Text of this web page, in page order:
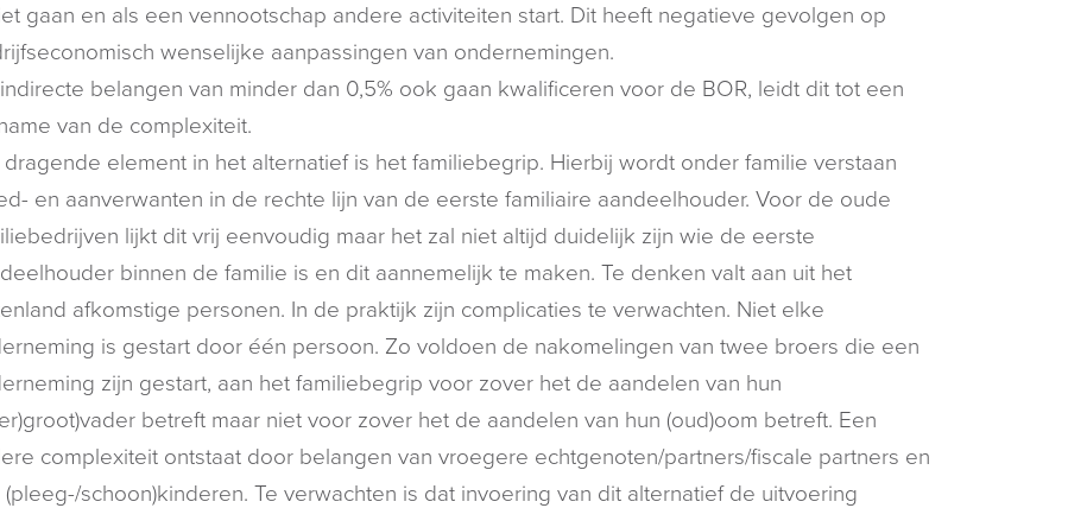
gaan en als een vennootschap andere activiteiten start. Dit heeft negatieve gevolgen op
wenselijke aanpassingen van ondernemingen.
belangen van minder dan 0,5% ook gaan kwalificeren voor de BOR, leidt dit tot een
van de complexiteit.
dragende element in het alternatief is het familiebegrip. Hierbij wordt onder familie verstaan
en aanverwanten in de rechte lijn van de eerste familiaire aandeelhouder. Voor de oude
lijkt dit vrij eenvoudig maar het zal niet altijd duidelijk zijn wie de eerste
binnen de familie is en dit aannemelijk te maken. Te denken valt aan uit het
afkomstige personen. In de praktijk zijn complicaties te verwachten. Niet elke
is gestart door één persoon. Zo voldoen de nakomelingen van twee broers die een
zijn gestart, aan het familiebegrip voor zover het de aandelen van hun
betreft maar niet voor zover het de aandelen van hun (oud)oom betreft. Een
complexiteit ontstaat door belangen van vroegere echtgenoten/partners/fiscale partners en
(pleeg-/schoon)kinderen. Te verwachten is dat invoering van dit alternatief de uitvoering